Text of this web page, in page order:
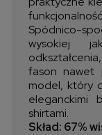
Spódnico-
wysokiej
fason nawet
model, który
eleganckimi
shirtami.
Skład: 67%